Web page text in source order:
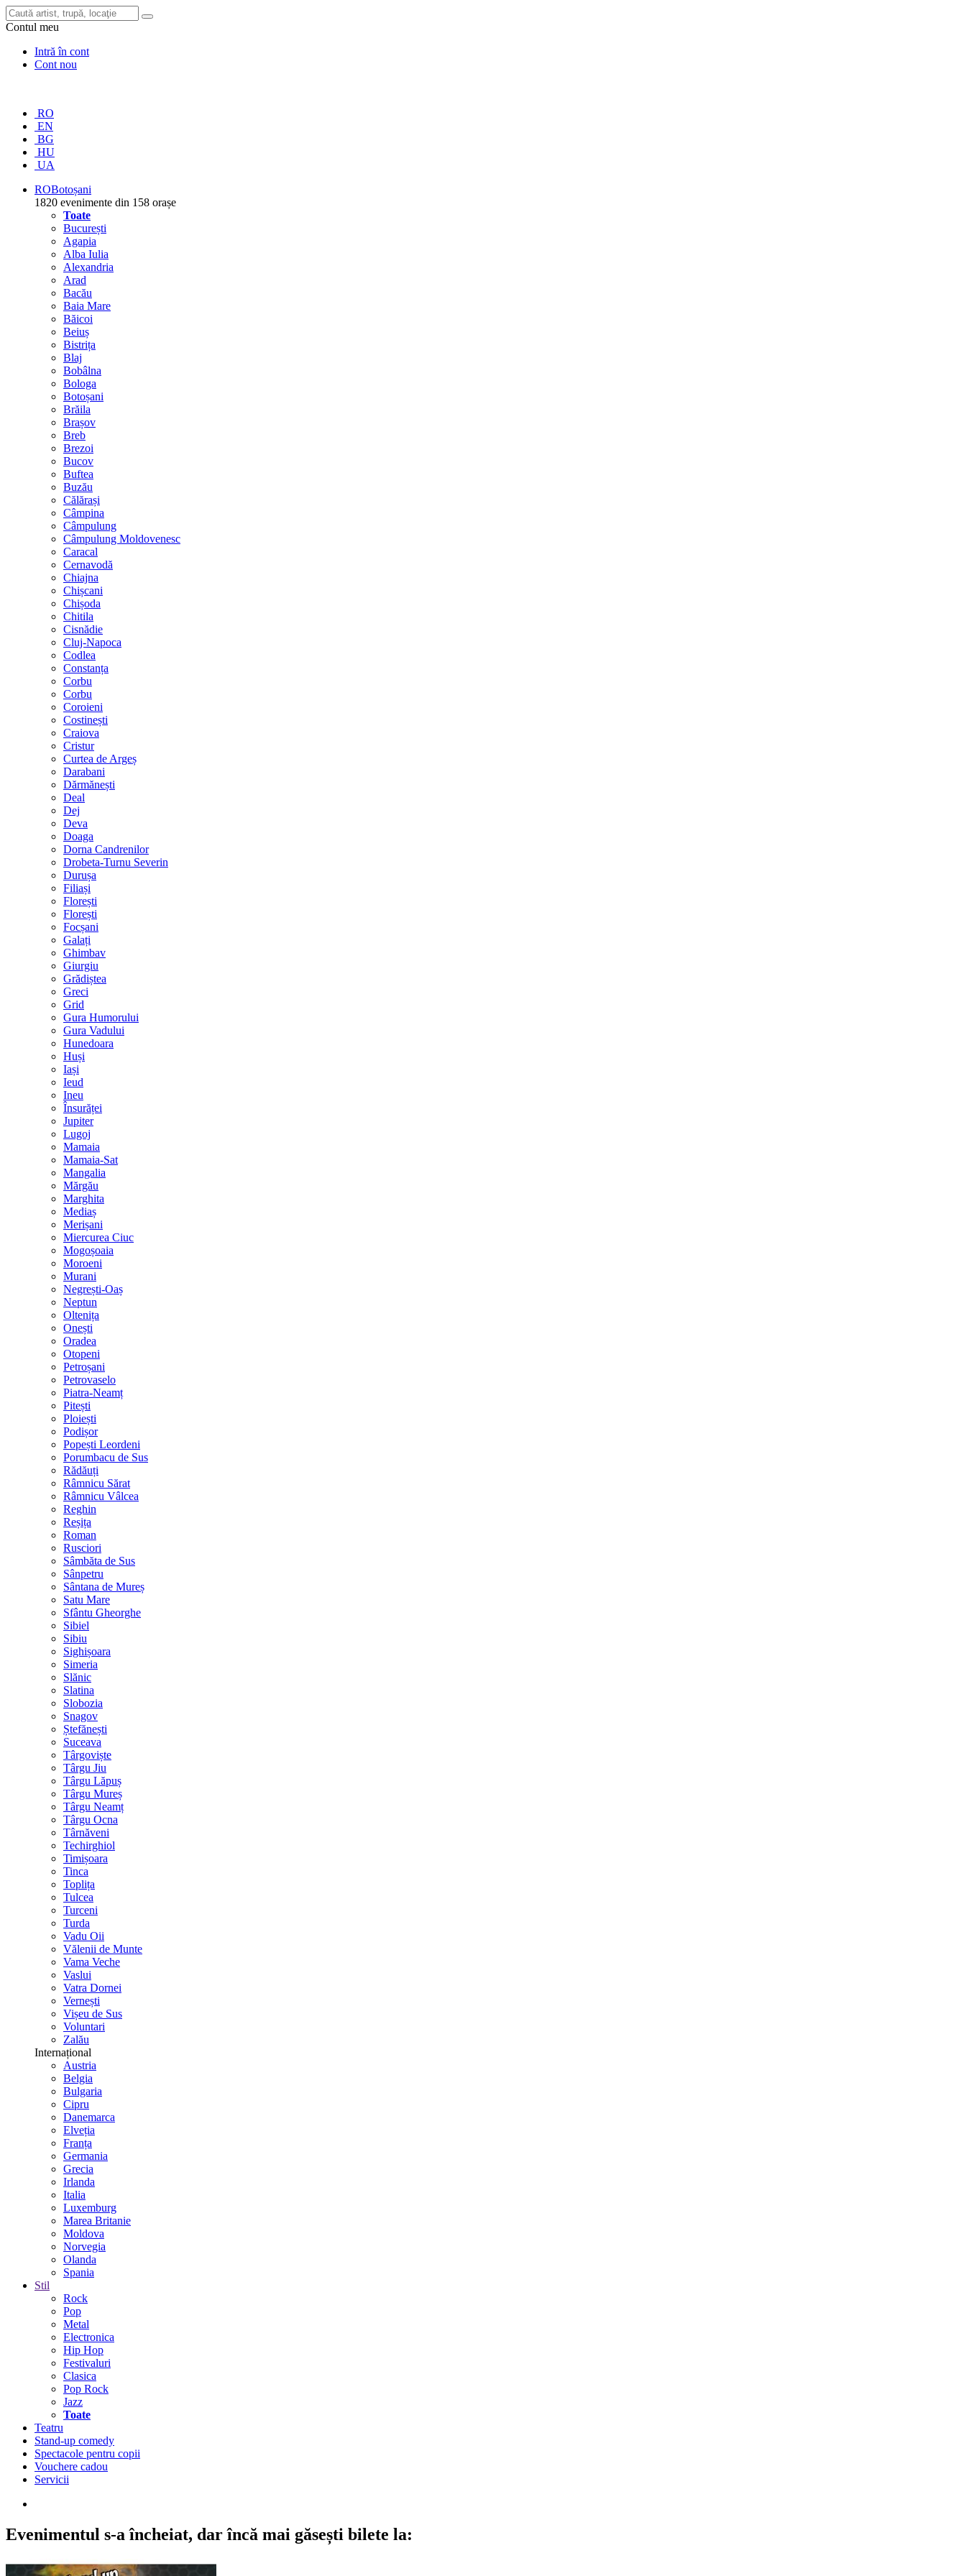
Contul meu
Intră în cont
Cont nou
RO
EN
BG
HU
UA
ROBotoșani
1820 evenimente din 158 orașe
Toate
București
Agapia
Alba Iulia
Alexandria
Arad
Bacău
Baia Mare
Băicoi
Beiuș
Bistrița
Blaj
Bobâlna
Bologa
Botoșani
Brăila
Brașov
Breb
Brezoi
Bucov
Buftea
Buzău
Călărași
Câmpina
Câmpulung
Câmpulung Moldovenesc
Caracal
Cernavodă
Chiajna
Chișcani
Chișoda
Chitila
Cisnădie
Cluj-Napoca
Codlea
Constanța
Corbu
Corbu
Coroieni
Costinești
Craiova
Cristur
Curtea de Argeș
Darabani
Dărmănești
Deal
Dej
Deva
Doaga
Dorna Candrenilor
Drobeta-Turnu Severin
Durușa
Filiași
Florești
Florești
Focșani
Galați
Ghimbav
Giurgiu
Grădiștea
Greci
Grid
Gura Humorului
Gura Vadului
Hunedoara
Huși
Iași
Ieud
Ineu
Însurăței
Jupiter
Lugoj
Mamaia
Mamaia-Sat
Mangalia
Mărgău
Marghita
Mediaș
Merișani
Miercurea Ciuc
Mogoșoaia
Moroeni
Murani
Negrești-Oaș
Neptun
Oltenița
Onești
Oradea
Otopeni
Petroșani
Petrovaselo
Piatra-Neamț
Pitești
Ploiești
Podișor
Popești Leordeni
Porumbacu de Sus
Rădăuți
Râmnicu Sărat
Râmnicu Vâlcea
Reghin
Reșița
Roman
Rusciori
Sâmbăta de Sus
Sânpetru
Sântana de Mureș
Satu Mare
Sfântu Gheorghe
Sibiel
Sibiu
Sighișoara
Simeria
Slănic
Slatina
Slobozia
Snagov
Ștefănești
Suceava
Târgoviște
Târgu Jiu
Târgu Lăpuș
Târgu Mureș
Târgu Neamț
Târgu Ocna
Târnăveni
Techirghiol
Timișoara
Tinca
Toplița
Tulcea
Turceni
Turda
Vadu Oii
Vălenii de Munte
Vama Veche
Vaslui
Vatra Dornei
Vernești
Vișeu de Sus
Voluntari
Zalău
Internațional
Austria
Belgia
Bulgaria
Cipru
Danemarca
Elveția
Franța
Germania
Grecia
Irlanda
Italia
Luxemburg
Marea Britanie
Moldova
Norvegia
Olanda
Spania
Stil
Rock
Pop
Metal
Electronica
Hip Hop
Festivaluri
Clasica
Pop Rock
Jazz
Toate
Teatru
Stand-up comedy
Spectacole pentru copii
Vouchere cadou
Servicii
Evenimentul s-a încheiat, dar încă mai găsești bilete la: